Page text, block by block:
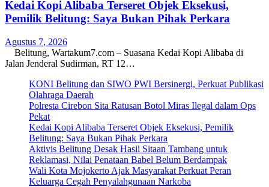
Kedai Kopi Alibaba Terseret Objek Eksekusi,
Pemilik Belitung: Saya Bukan Pihak Perkara
Agustus 7, 2026
Belitung, Wartakum7.com – Suasana Kedai Kopi Alibaba di
Jalan Jenderal Sudirman, RT 12…
KONI Belitung dan SIWO PWI Bersinergi, Perkuat Publikasi
Olahraga Daerah
Polresta Cirebon Sita Ratusan Botol Miras Ilegal dalam Ops
Pekat
Kedai Kopi Alibaba Terseret Objek Eksekusi, Pemilik
Belitung: Saya Bukan Pihak Perkara
Aktivis Belitung Desak Hasil Sitaan Tambang untuk
Reklamasi, Nilai Penataan Babel Belum Berdampak
Wali Kota Mojokerto Ajak Masyarakat Perkuat Peran
Keluarga Cegah Penyalahgunaan Narkoba